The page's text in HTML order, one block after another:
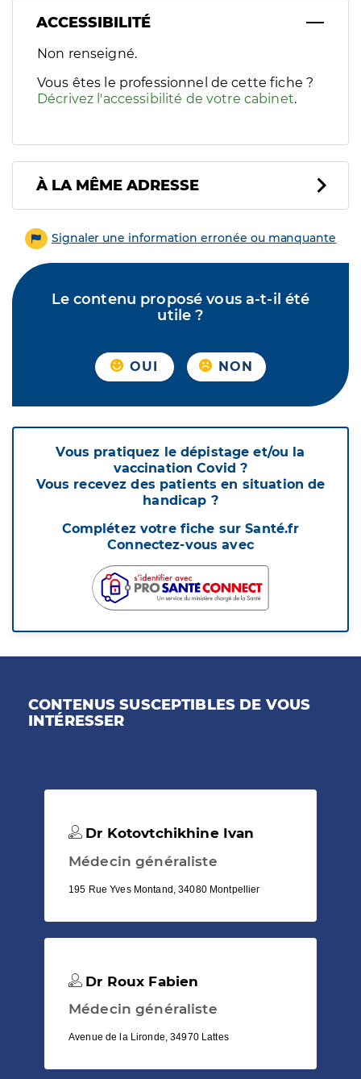
ACCESSIBILITÉ
Filtres
Sélectionnez un ou plusieurs handicaps/besoins
Non renseigné.
Vous êtes le professionnel de cette fiche ?
Décrivez l'accessibilité de votre cabinet.
À LA MÊME ADRESSE
Signaler une information erronée ou manquante
Le contenu proposé vous a-t-il été
utile ?
OUI NON
Vous pratiquez le dépistage et/ou la
vaccination Covid ?
Vous recevez des patients en situation de
handicap ?
Complétez votre fiche sur Santé.fr
Connectez-vous avec
CONTENUS SUSCEPTIBLES DE VOUS
INTÉRESSER
Dr Kotovtchikhine Ivan
Médecin généraliste
195 Rue Yves Montand, 34080 Montpellier
Dr Roux Fabien
Médecin généraliste
Avenue de la Lironde, 34970 Lattes